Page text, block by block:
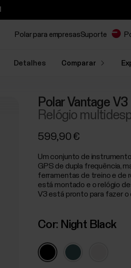
Polar para empresasSuporte
Detalhes Comparar
Polar Vantage V3
Relógio
599,90 €
Um conjunto de
GPS de dupla frequência,
ferramentas de treino e de
está montado e o relógio
V3 está pronto para fazer o
Cor: Night Black